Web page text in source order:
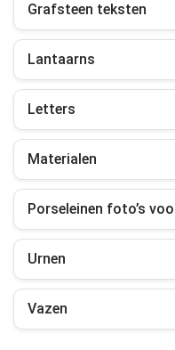
Grafsteen teksten
Lantaarns
Letters
Materialen
Porseleinen foto’s
Urnen
Vazen